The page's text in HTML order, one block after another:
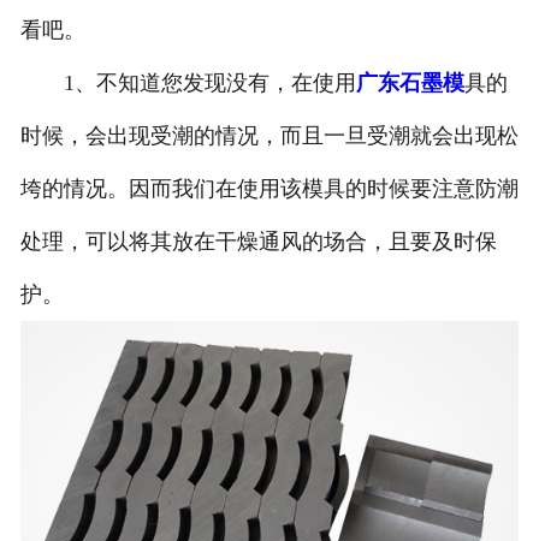
看吧。
1、不知道您发现没有，在使用 广东石墨模具的
时候，会出现受潮的情况，而且一旦受潮就会出现松
垮的情况。因而我们在使用该模具的时候要注意防潮
处理，可以将其放在干燥通风的场合，且要及时保
护。